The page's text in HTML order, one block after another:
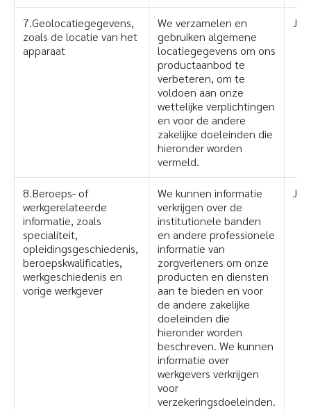
7.Geolocatiegegevens,
zoals de locatie van het
apparaat
We verzamelen en
gebruiken algemene
locatiegegevens om ons
productaanbod te
verbeteren, om te
voldoen aan onze
wettelijke verplichtingen
en voor de andere
zakelijke doeleinden die
hieronder worden
vermeld.
Ja
8.Beroeps- of
werkgerelateerde
informatie, zoals
specialiteit,
opleidingsgeschiedenis,
beroepskwalificaties,
werkgeschiedenis en
vorige werkgever
We kunnen informatie
verkrijgen over de
institutionele banden
en andere professionele
informatie van
zorgverleners om onze
producten en diensten
aan te bieden en voor
de andere zakelijke
doeleinden die
hieronder worden
beschreven. We kunnen
informatie over
werkgevers verkrijgen
voor
verzekeringsdoeleinden.
Ja